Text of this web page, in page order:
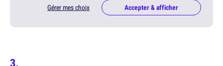
Gérer mes choix Accepter & afficher